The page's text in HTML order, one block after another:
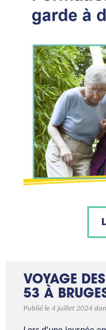
VOYAGE
53 À
Publié le 4 juillet 2024